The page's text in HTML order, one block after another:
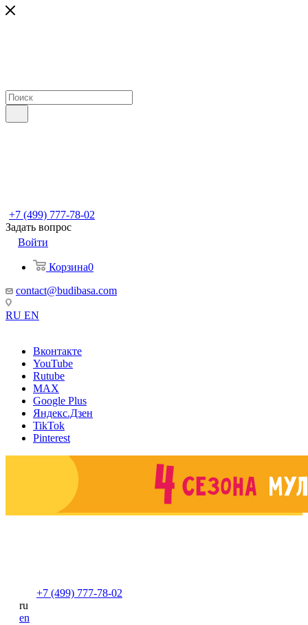
+7 (499) 777-78-02
Задать вопрос
Войти
Корзина0
contact@budibasa.com
RU EN
Вконтакте
YouTube
Rutube
MAX
Google Plus
Яндекс.Дзен
TikTok
Pinterest
+7 (499) 777-78-02
ru
en